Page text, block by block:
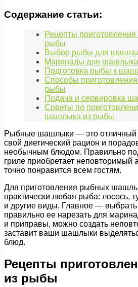
Содержание статьи:
Рецепты
рыбы
Выбор рыбы для
Маринады для
Подготовка рыбы к
Способы
рыбы
Подача и сервировка
Советы по
шашлыка из рыбы
Рыбные шашлыки — это отличный
свой диетический рацион и
необычным блюдом. Правильно
гриле приобретает неповторимый
точно понравится всем гостям.
Для приготовления рыбных
практически любая рыба: лосось,
и другие виды. Главное —
правильно ее нарезать для
и приправы, можно создать
заставит ваши шашлыки
блюд.
Рецепты
из рыбы